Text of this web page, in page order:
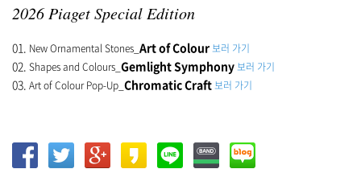
2026 Piaget Special Edition
01. New Ornamental Stones_ Art of Colour보러 가기
02. Shapes and Colours_ Gemlight Symphony보러 가기
03. Art of Colour Pop-Up_ Chromatic Craft보러 가기